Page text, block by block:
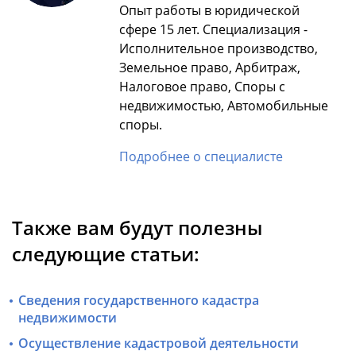
Опыт работы в юридической
сфере 15 лет. Специализация -
Исполнительное производство,
Земельное право, Арбитраж,
Налоговое право, Споры с
недвижимостью, Автомобильные
споры.
Подробнее о специалисте
Также вам будут полезны
следующие статьи:
Сведения государственного кадастра
недвижимости
Осуществление кадастровой деятельности